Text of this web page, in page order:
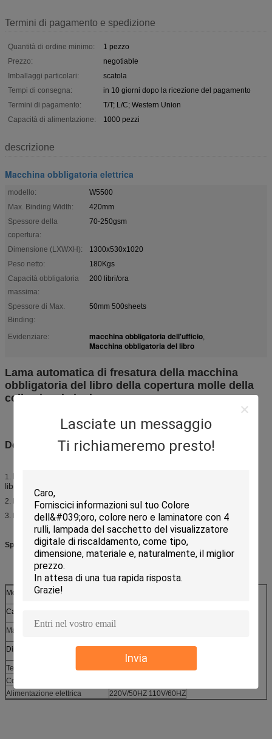
Lasciate un messaggio
Ti richiameremo presto!
Invia
Termini di pagamento e spedizione
Quantità di ordine minimo:
1 pezzo
Prezzo:
negotiable
Imballaggi particolari:
scatola
Tempi di consegna:
in 10 giorni dopo la ricezione del pagamento
Termini di pagamento:
T/T; L/C; Western Union
Capacità di alimentazione:
1000 pezzi
descrizione
Macchina obbligatoria elettrica
modello:
W5500
Max. Binding Width:
420mm
Spessore della
copertura:
70-250gsm
Dimensione (LXWXH):
1300x530x1020
Peso netto:
180Kgs
Capacità obbligatoria
massima:
200 libri/ora
Spessore di Max.
Binding:
50mm 500sheets
Evidenziare: macchina obbligatoria dell'ufficio,
Macchina obbligatoria del libro
Lama automatica di fresatura della macchina
obbligatoria del libro della copertura molle della
colla piccola inclusa
Descrizione:
1. La macchina obbligatoria della colla è utilizzata per il taccuino, il
libro di esercizi, il calendario, i documenti obbligatori ecc.
2. Piccola lama di fresatura inclusa
3. Per legare il libro di copertura molle
Specifiche:
Modello
Capacità obbligatoria massima
Max. Binding Width
Dimensione (LxWxH) 1300x530x1020
Tempo di riscaldamento
Consumo di energia
Alimentazione elettrica
220V/50HZ 110V/60HZ